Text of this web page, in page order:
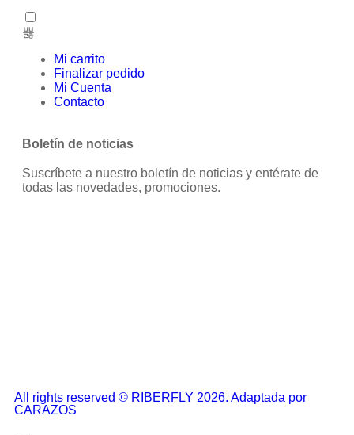
Mi carrito
Finalizar pedido
Mi Cuenta
Contacto
Boletín de noticias
Suscríbete a nuestro boletín de noticias y entérate de
todas las novedades, promociones.
All rights reserved © RIBERFLY 2026. Adaptada por
CARAZOS